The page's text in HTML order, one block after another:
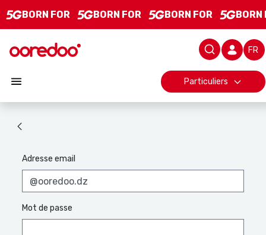
Saut au contenu principal
BORN FOR BORN FOR BORN FOR BORN
Barre
Particuliers
Authentification
Adresse email
Mot de passe